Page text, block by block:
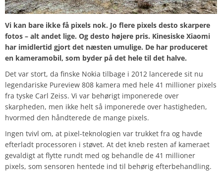
Vi kan bare ikke få pixels nok. Jo flere pixels desto skarpere
fotos – alt andet lige. Og desto højere pris. Kinesiske Xiaomi
har imidlertid gjort det næsten umulige. De har produceret
en kameramobil, som byder på det hele til det halve.
Det var stort, da finske Nokia tilbage i 2012 lancerede sit nu
legendariske Pureview 808 kamera med hele 41 millioner pixels
fra tyske Carl Zeiss. Vi var behørigt imponerede over
skarpheden, men ikke helt så imponerede over hastigheden,
hvormed den håndterede de mange pixels.
Ingen tvivl om, at pixel-teknologien var trukket fra og havde
efterladt processoren i støvet. At det kneb resten af kameraet
gevaldigt at flytte rundt med og behandle de 41 millioner
pixels, som sensoren hentede ind til behørig efterbehandling.